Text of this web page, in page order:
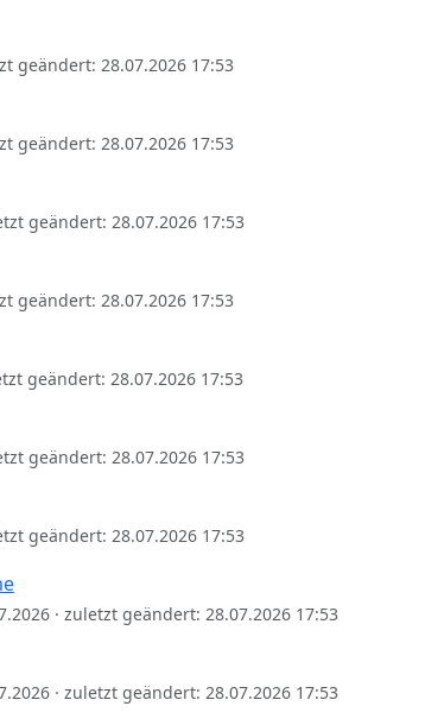
geändert: 28.07.2026 17:53
geändert: 28.07.2026 17:53
geändert: 28.07.2026 17:53
geändert: 28.07.2026 17:53
geändert: 28.07.2026 17:53
geändert: 28.07.2026 17:53
geändert: 28.07.2026 17:53
· zuletzt geändert: 28.07.2026 17:53
· zuletzt geändert: 28.07.2026 17:53